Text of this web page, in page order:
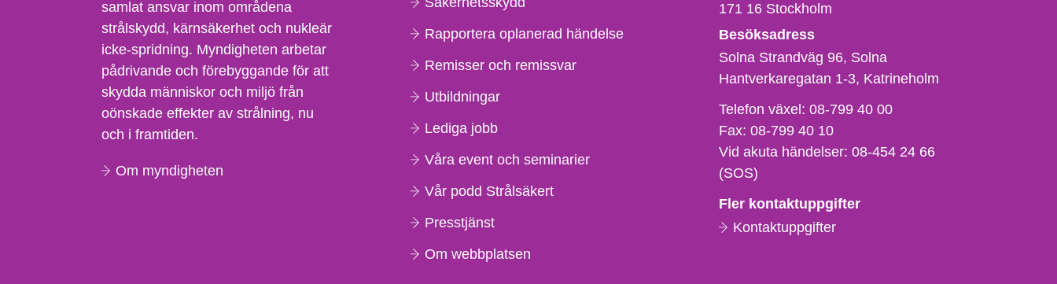
samlat ansvar inom områdena
strålskydd, kärnsäkerhet och nukleär
icke-spridning. Myndigheten arbetar
pådrivande och förebyggande för att
skydda människor och miljö från
oönskade effekter av strålning, nu
och i framtiden.
Om myndigheten
Rapportera oplanerad händelse
Remisser och remissvar
Utbildningar
Lediga jobb
Våra event och seminarier
Vår podd Strålsäkert
Presstjänst
Om webbplatsen
171 16 Stockholm
Besöksadress
Solna Strandväg 96, Solna
Hantverkaregatan 1-3 Katrineholm
Telefon,
fax
och
e-
Telefon växel:08-799 40 00
Fax:08-799 40 10
Vid akuta händelser:08-454 24 66
(SOS)
Fler kontaktuppgifter
Kontaktuppgifter